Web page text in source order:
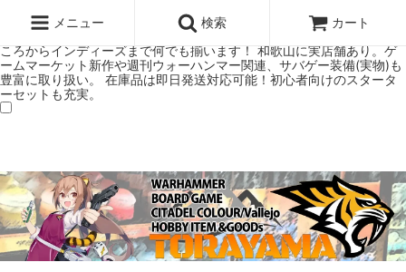
ミアムショップTORAYAMA。通販・オンラインショップです！ ウォー
ハンマーとボードゲームのことなら当店へ！ボードゲームもメジャーど
ころからインディーズまで何でも揃います！ 和歌山に実店舗あり。ゲ
ームマーケット新作や週刊ウォーハンマー関連、サバゲー装備(実物)も
豊富に取り扱い。 在庫品は即日発送対応可能！初心者向けのスタータ
ーセットも充実。
メニュー 検索 カート